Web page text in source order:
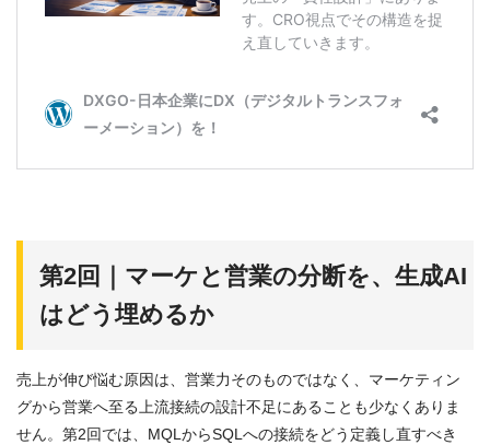
第2回｜マーケと営業の分断を、生成AI
はどう埋めるか
売上が伸び悩む原因は、営業力そのものではなく、マーケティン
グから営業へ至る上流接続の設計不足にあることも少なくありま
せん。第2回では、MQLからSQLへの接続をどう定義し直すべき